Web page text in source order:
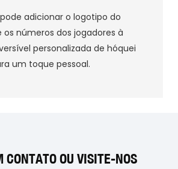
adicionar o logotipo do
os números dos jogadores à
personalizada de hóquei
um toque pessoal.
CONTATO OU VISITE-NOS